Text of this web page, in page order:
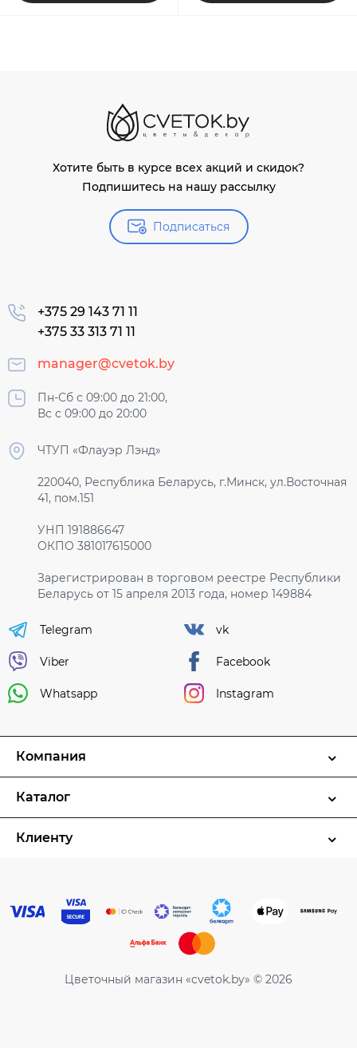
Хотите быть в курсе всех акций и скидок?
Подпишитесь на нашу рассылку
Подписаться
+375 29 143 71 11
+375 33 313 71 11
manager@cvetok.by
Пн-Сб с 09:00 до 21:00,
Вс с 09:00 до 20:00
ЧТУП «Флауэр Лэнд»
220040, Республика Беларусь, г.Минск, ул.Восточная
41, пом.151
УНП 191886647
ОКПО 381017615000
Зарегистрирован в торговом реестре Республики
Беларусь от 15 апреля 2013 года, номер 149884
Telegram
Viber
Whatsapp
vk
Facebook
Instagram
Компания
Каталог
Клиенту
Цветочный магазин «cvetok.by» © 2026